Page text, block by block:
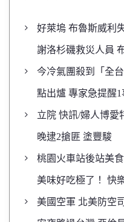
好萊塢 布魯斯威利
謝洛杉磯救災人員
今冷氣團殺到「全
點出爐 專家急提醒1
立院 快訊/婦人博愛
晚逮2搶匪 塗豐駿
桃園火車站後站美
美味好吃極了！ 快
美國空軍 北美防空